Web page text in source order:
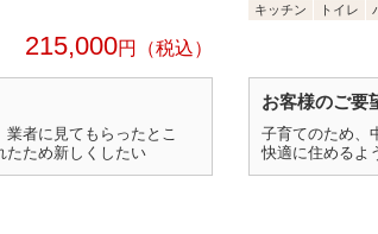
215,000円
業者に見てもらったとこ
たため新しくしたい
キッチン トイレ
お客様のご要
子育てのため、
快適に住めるよ